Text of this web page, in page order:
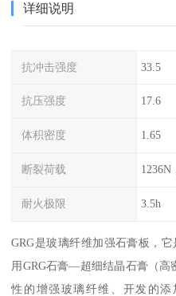
详细说明
抗冲击强度 33.5
抗压强度 17.6
体积密度 1.65
断裂荷载 1236N
耐火极限 3.5h
GRG是玻璃纤维加强石膏板，
用GRG石膏—超细结晶石膏（高
性的增强玻璃纤维、开发的